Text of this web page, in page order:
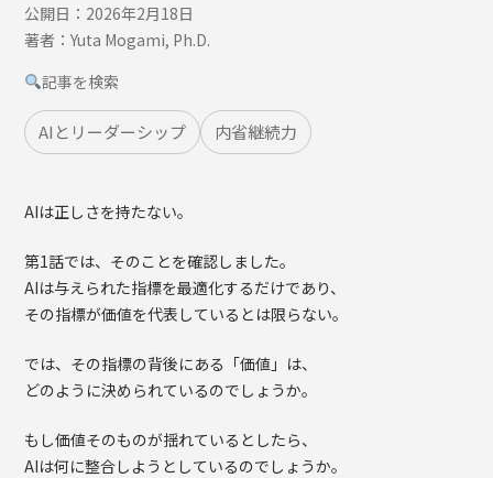
公開日：2026年2月18日
著者：Yuta Mogami, Ph.D.
記事を検索
AIとリーダーシップ 内省継続力
AIは正しさを持たない。
第1話では、そのことを確認しました。
AIは与えられた指標を最適化するだけであり、
その指標が価値を代表しているとは限らない。
では、その指標の背後にある「価値」は、
どのように決められているのでしょうか。
もし価値そのものが揺れているとしたら、
AIは何に整合しようとしているのでしょうか。